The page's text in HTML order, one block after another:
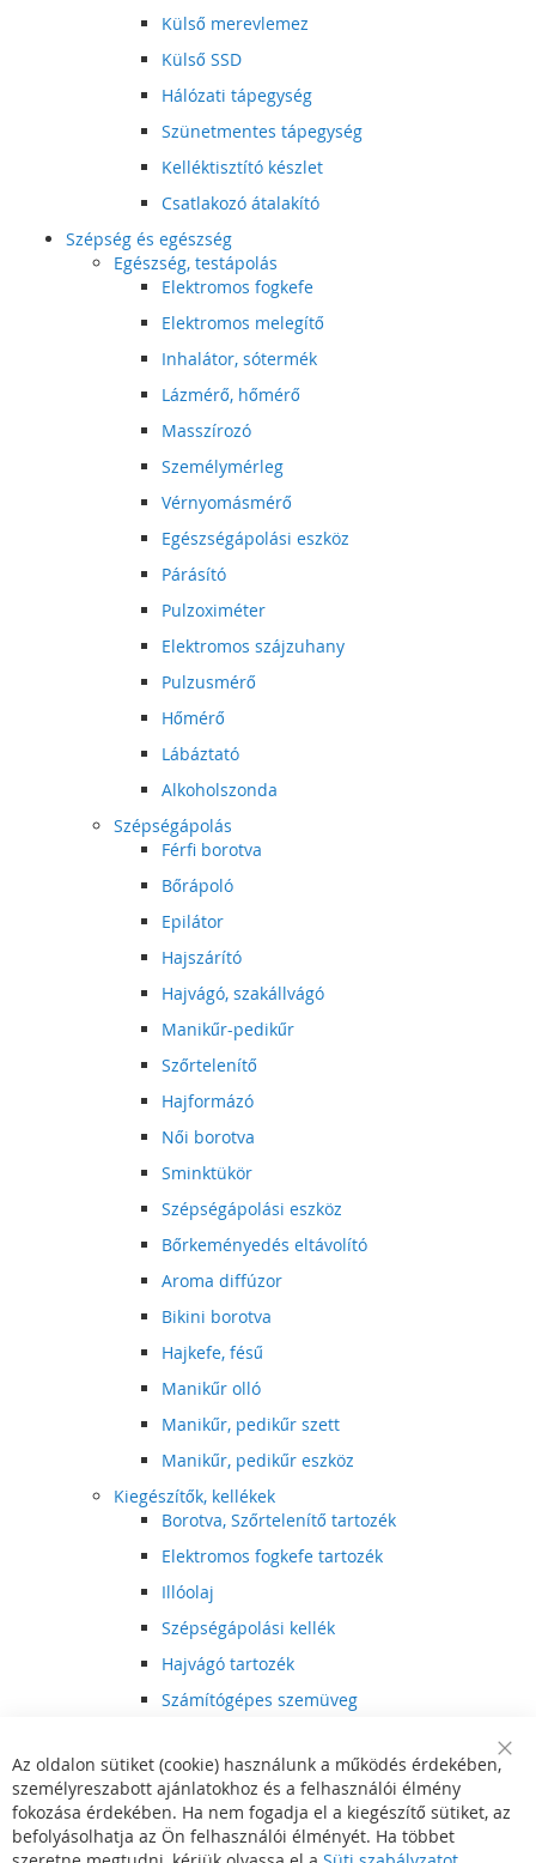
Külső merevlemez
Külső SSD
Hálózati tápegység
Szünetmentes tápegység
Kelléktisztító készlet
Csatlakozó átalakító
Szépség és egészség
Egészség, testápolás
Elektromos fogkefe
Elektromos melegítő
Inhalátor, sótermék
Lázmérő, hőmérő
Masszírozó
Személymérleg
Vérnyomásmérő
Egészségápolási eszköz
Párásító
Pulzoximéter
Elektromos szájzuhany
Pulzusmérő
Hőmérő
Lábáztató
Alkoholszonda
Szépségápolás
Férfi borotva
Bőrápoló
Epilátor
Hajszárító
Hajvágó, szakállvágó
Manikűr-pedikűr
Szőrtelenítő
Hajformázó
Női borotva
Sminktükör
Szépségápolási eszköz
Bőrkeményedés eltávolító
Aroma diffúzor
Bikini borotva
Hajkefe, fésű
Manikűr olló
Manikűr, pedikűr szett
Manikűr, pedikűr eszköz
Kiegészítők, kellékek
Borotva, Szőrtelenítő tartozék
Elektromos fogkefe tartozék
Illóolaj
Szépségápolási kellék
Hajvágó tartozék
Számítógépes szemüveg
Hajvágó kiegészítő
Szórakoztató elektronika
Multimédia
DVD, BluRay lejátszó
Bar
Az oldalon sütiket (cookie) használunk a működés érdekében,
személyreszabott ajánlatokhoz és a felhasználói élmény
fokozása érdekében. Ha nem fogadja el a kiegészítő sütiket, az
befolyásolhatja az Ön felhasználói élményét. Ha többet